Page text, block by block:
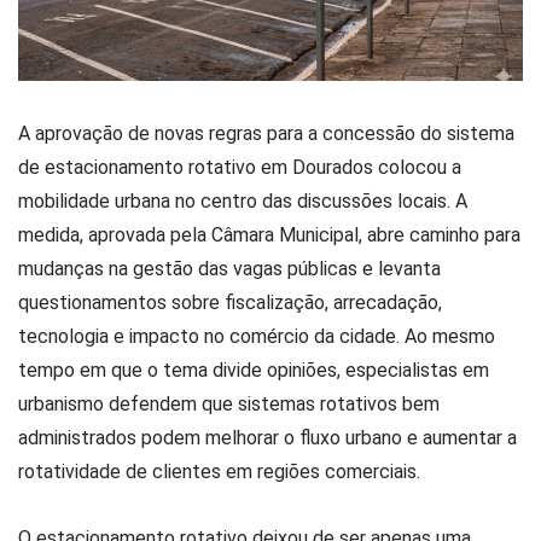
A aprovação de novas regras para a concessão do sistema
de estacionamento rotativo em Dourados colocou a
mobilidade urbana no centro das discussões locais. A
medida, aprovada pela Câmara Municipal, abre caminho para
mudanças na gestão das vagas públicas e levanta
questionamentos sobre fiscalização, arrecadação,
tecnologia e impacto no comércio da cidade. Ao mesmo
tempo em que o tema divide opiniões, especialistas em
urbanismo defendem que sistemas rotativos bem
administrados podem melhorar o fluxo urbano e aumentar a
rotatividade de clientes em regiões comerciais.